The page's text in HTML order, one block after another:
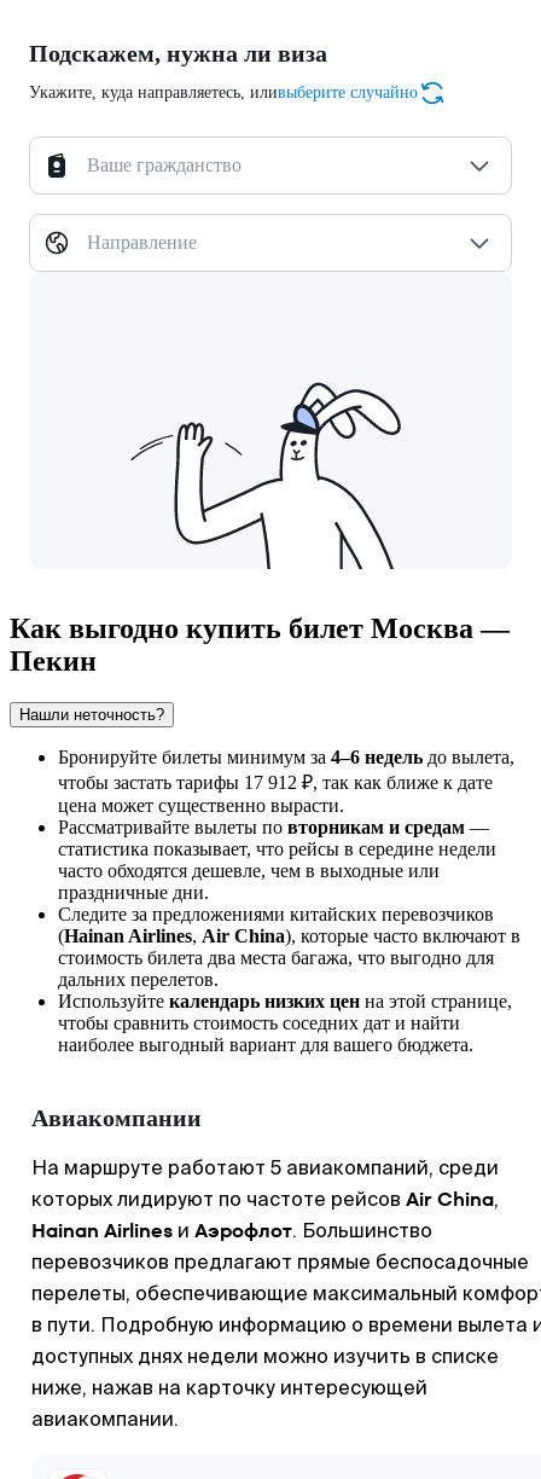
Подскажем, нужна ли виза
Укажите, куда направляетесь, иливыберите случайно
Ваше гражданство
Направление
Как выгодно купить билет Москва —
Пекин
Нашли неточность?
Бронируйте билеты минимум за 4–6 недель до вылета,
чтобы застать тарифы 17 912 ₽, так как ближе к дате
цена может существенно вырасти.
Рассматривайте вылеты по вторникам и средам —
статистика показывает, что рейсы в середине недели
часто обходятся дешевле, чем в выходные или
праздничные дни.
Следите за предложениями китайских перевозчиков
(Hainan Airlines, Air China), которые часто включают в
стоимость билета два места багажа, что выгодно для
дальних перелетов.
Используйте календарь низких цен на этой странице,
чтобы сравнить стоимость соседних дат и найти
наиболее выгодный вариант для вашего бюджета.
Авиакомпании
На маршруте работают 5 авиакомпаний, среди
которых лидируют по частоте рейсов Air China,
Hainan Airlines и Аэрофлот. Большинство
перевозчиков предлагают прямые беспосадочные
перелеты, обеспечивающие максимальный
в пути. Подробную информацию о времени вылета
доступных днях недели можно изучить в списке
ниже, нажав на карточку интересующей
авиакомпании.